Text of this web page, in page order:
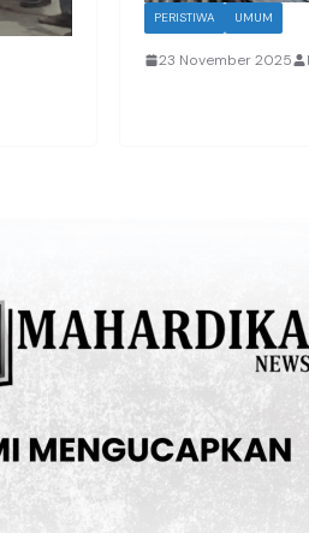
PERISTIWA UMUM
23 November 2025